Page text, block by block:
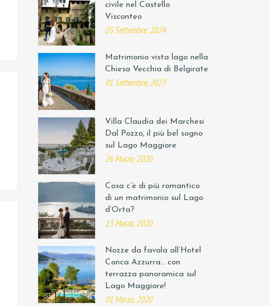
civile nel Castello
Visconteo
05 Settembre, 2024
Matrimonio vista lago nella
Chiesa Vecchia di Belgirate
01 Settembre, 2023
Villa Claudia dei Marchesi
Dal Pozzo, il più bel sogno
sul Lago Maggiore
26 Marzo, 2020
Cosa c’è di più romantico
di un matrimonio sul Lago
d’Orta?
13 Marzo, 2020
Nozze da favola all’Hotel
Conca Azzurra… con
terrazza panoramica sul
Lago Maggiore!
01 Marzo, 2020